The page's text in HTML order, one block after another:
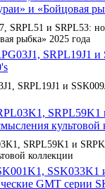
SRPL51 и SRPL53:
рыбка» 2025 года
SRPL19J1 и
SRPL59K1 и
коллекции